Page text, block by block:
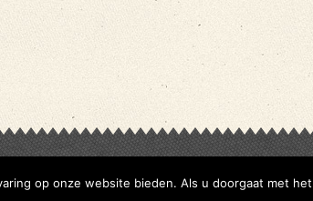
Copyright © 2019 -Website door Your Mind Our
op onze website bieden. Als u doorgaat met